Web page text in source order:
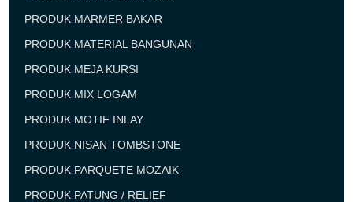
PRODUK MARMER BAKAR
PRODUK MATERIAL BANGUNAN
PRODUK MEJA KURSI
PRODUK MIX LOGAM
PRODUK MOTIF INLAY
PRODUK NISAN TOMBSTONE
PRODUK PARQUETE MOZAIK
PRODUK PATUNG / RELIEF